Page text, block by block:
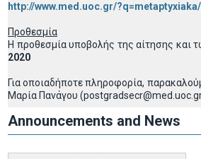
http://www.med.uoc.gr/
Προθεσμία
Η προθεσμία υποβολής της αίτησης και
2020
Για οποιαδήποτε πληροφορία,
Μαρία Πανάγου
Announcements and News